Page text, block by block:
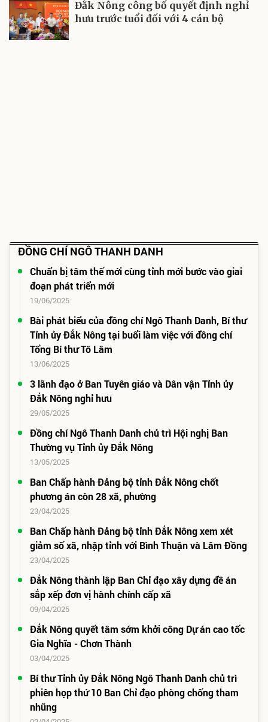
Đắk Nông công bố quyết định nghỉ
hưu trước tuổi đối với 4 cán bộ
ĐỒNG CHÍ NGÔ THANH DANH
Chuẩn bị tâm thế mới cùng tỉnh mới bước vào giai
đoạn phát triển mới
19/06/2025
Bài phát biểu của đồng chí Ngô Thanh Danh, Bí thư
Tỉnh ủy Đắk Nông tại buổi làm việc với đồng chí
Tổng Bí thư Tô Lâm
13/06/2025
3 lãnh đạo ở Ban Tuyên giáo và Dân vận Tỉnh ủy
Đắk Nông nghỉ hưu
29/05/2025
Đồng chí Ngô Thanh Danh chủ trì Hội nghị Ban
Thường vụ Tỉnh ủy Đắk Nông
13/05/2025
Ban Chấp hành Đảng bộ tỉnh Đắk Nông chốt
phương án còn 28 xã, phường
23/04/2025
Ban Chấp hành Đảng bộ tỉnh Đắk Nông xem xét
giảm số xã, nhập tỉnh với Bình Thuận và Lâm Đồng
23/04/2025
Đắk Nông thành lập Ban Chỉ đạo xây dựng đề án
sắp xếp đơn vị hành chính cấp xã
09/04/2025
Đắk Nông quyết tâm sớm khởi công Dự án cao tốc
Gia Nghĩa - Chơn Thành
03/04/2025
Bí thư Tỉnh ủy Đắk Nông Ngô Thanh Danh chủ trì
phiên họp thứ 10 Ban Chỉ đạo phòng chống tham
nhũng